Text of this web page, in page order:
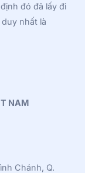
đó đã lấy đi
nhất là
NAM
Chánh, Q.